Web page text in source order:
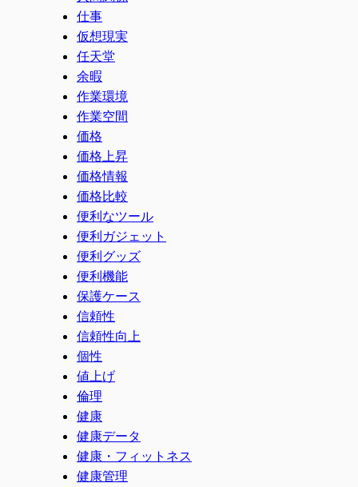
仕事
仮想現実
任天堂
余暇
作業環境
作業空間
価格
価格上昇
価格情報
価格比較
便利なツール
便利ガジェット
便利グッズ
便利機能
保護ケース
信頼性
信頼性向上
個性
値上げ
倫理
健康
健康データ
健康・フィットネス
健康管理